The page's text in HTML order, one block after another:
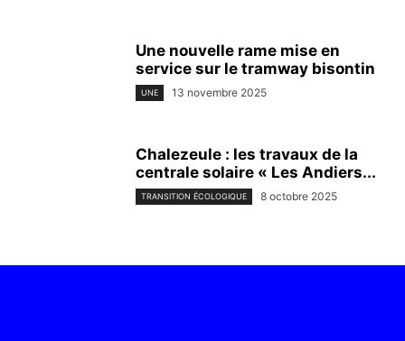
Une nouvelle rame mise en
service sur le tramway bisontin
UNE 13 novembre 2025
Chalezeule : les travaux de la
centrale solaire « Les Andiers...
TRANSITION ÉCOLOGIQUE 8 octobre 2025